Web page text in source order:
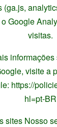
(ga.js,
Google
visitas.
visite a
https://
hl=pt-BR
sites Nosso